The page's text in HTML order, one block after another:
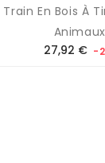
Train En Bois À
27,92 € -